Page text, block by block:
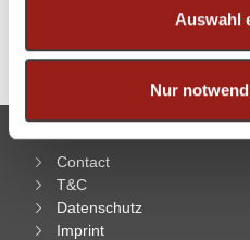
Verwendung unserer
Partner führen diese
weiteren Daten zusammen,
haben oder die sie im
gesammelt haben.
Auswahl
Nur
Contact
T&C
Datenschutz
Imprint